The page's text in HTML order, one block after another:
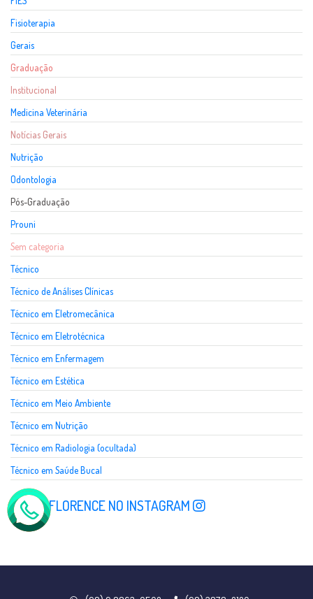
Fisioterapia
Gerais
Graduação
Institucional
Medicina Veterinária
Notícias Gerais
Nutrição
Odontologia
Pós-Graduação
Prouni
Sem categoria
Técnico
Técnico de Análises Clínicas
Técnico em Eletromecânica
Técnico em Eletrotécnica
Técnico em Enfermagem
Técnico em Estética
Técnico em Meio Ambiente
Técnico em Nutrição
Técnico em Radiologia (ocultada)
Técnico em Saúde Bucal
SIGA A FLORENCE NO INSTAGRAM